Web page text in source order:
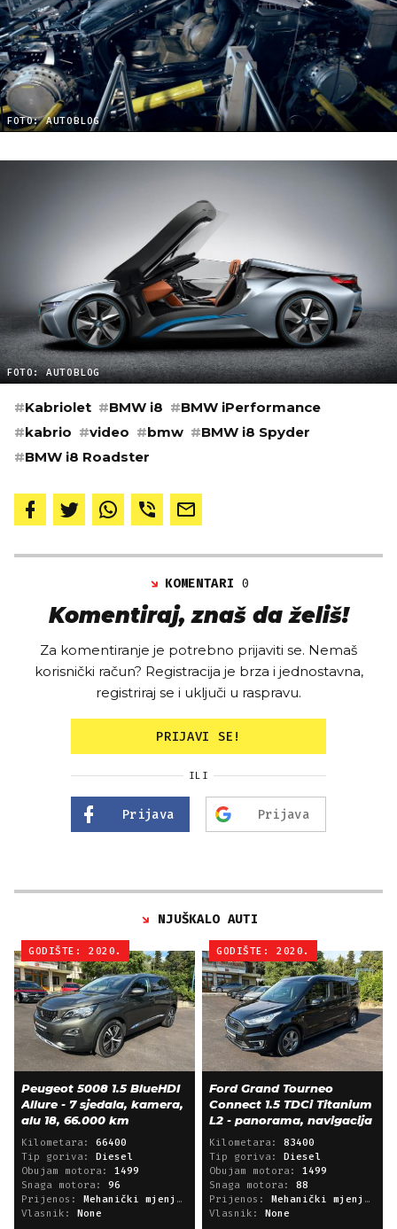
FOTO: AUTOBLOG
FOTO: AUTOBLOG
#Kabriolet #BMW i8 #BMW iPerformance
#kabrio #video #bmw #BMW i8 Spyder
#BMW i8 Roadster
KOMENTARI0
Komentiraj, znaš da želiš!
Za komentiranje je potrebno prijaviti se. Nemaš
korisnički račun? Registracija je brza i jednostavna,
registriraj se i uključi u raspravu.
PRIJAVI SE!
ILI
Prijava Prijava
NJUŠKALO AUTI
GODIŠTE: 2020.
Peugeot 5008 1.5 BlueHDI
Allure - 7 sjedala, kamera,
alu 18, 66.000 km
Kilometara: 66400
Tip goriva: Diesel
Obujam motora: 1499
Snaga motora: 96
Prijenos: Mehanički mjenjač
Vlasnik: None
GODIŠTE: 2020.
Ford Grand Tourneo
Connect 1.5 TDCi Titanium
L2 - panorama, navigacija
Kilometara: 83400
Tip goriva: Diesel
Obujam motora: 1499
Snaga motora: 88
Prijenos: Mehanički mjenjač
Vlasnik: None